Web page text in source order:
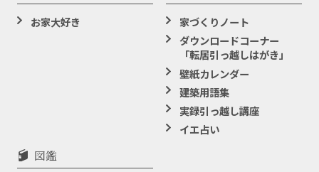
お家大好き
家づくりノート
ダウンロードコーナー
「転居引っ越しはがき」
壁紙カレンダー
建築用語集
実録引っ越し講座
イエ占い
図鑑